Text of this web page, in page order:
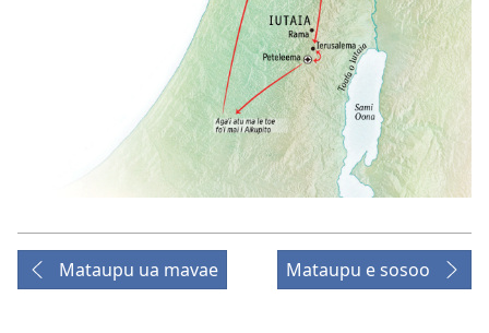
Mataupu ua mavae Mataupu e sosoo